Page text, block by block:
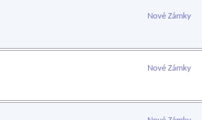
Nové Zámky
Nové Zámky